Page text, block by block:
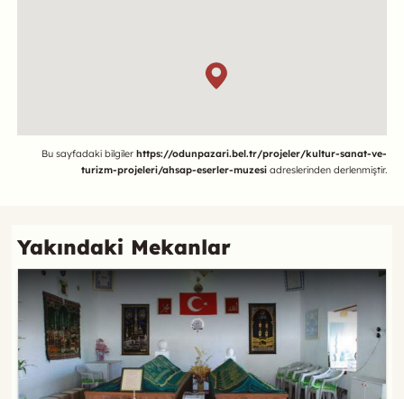
Referans
Bu sayfadaki bilgilerhttps://odunpazari.bel.tr/projeler/kultur-sanat-ve-
turizm-projeleri/ahsap-eserler-muzesi adreslerinden derlenmiştir.
Yakındaki Mekanlar